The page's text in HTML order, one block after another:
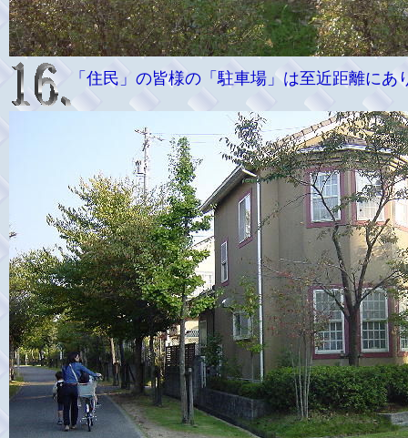
「住民」の皆様の「駐車場」は至近距離にあ